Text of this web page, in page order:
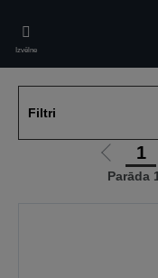
main
content
Izvēlne
Filtri
Iet
uz
1
Parāda